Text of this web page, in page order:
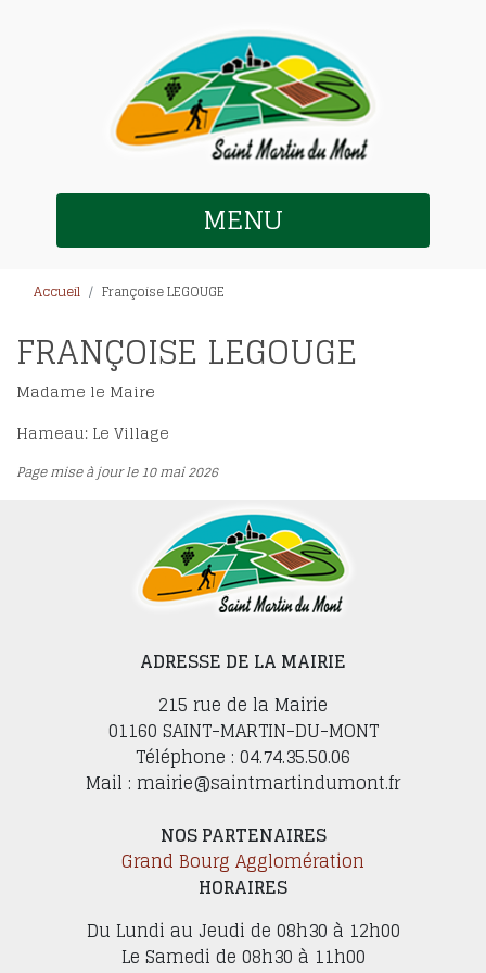
MENU
Accueil Françoise LEGOUGE
FRANÇOISE LEGOUGE
Madame le Maire
Hameau: Le Village
Page mise à jour le 10 mai 2026
ADRESSE DE LA MAIRIE
215 rue de la Mairie
01160 SAINT-MARTIN-DU-MONT
Téléphone : 04.74.35.50.06
Mail : mairie@saintmartindumont.fr
NOS PARTENAIRES
Grand Bourg Agglomération
HORAIRES
Du Lundi au Jeudi de 08h30 à 12h00
Le Samedi de 08h30 à 11h00